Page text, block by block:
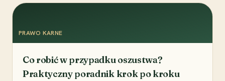
PRAWO KARNE
Co robić w przypadku oszustwa?
Praktyczny poradnik krok po kroku